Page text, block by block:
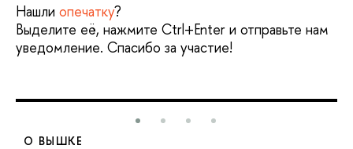
Нашли опечатку?
Выделите её, нажмите Ctrl+Enter и отправьте нам
уведомление. Спасибо за участие!
О ВЫШКЕ